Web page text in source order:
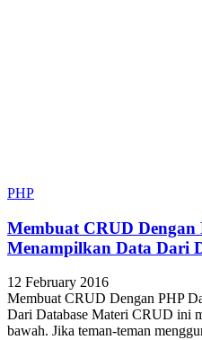
PHP
Membuat CRUD
Menampilkan Data Dari
12 February 2016
Membuat CRUD Dengan PHP
Dari Database Materi CRUD ini
bawah. Jika teman-teman